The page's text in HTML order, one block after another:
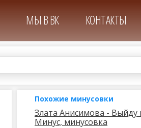
МЫ В ВК КОНТАКТЫ
Похожие минусовки
Злата Анисимова - Выйду
Минус, минусовка